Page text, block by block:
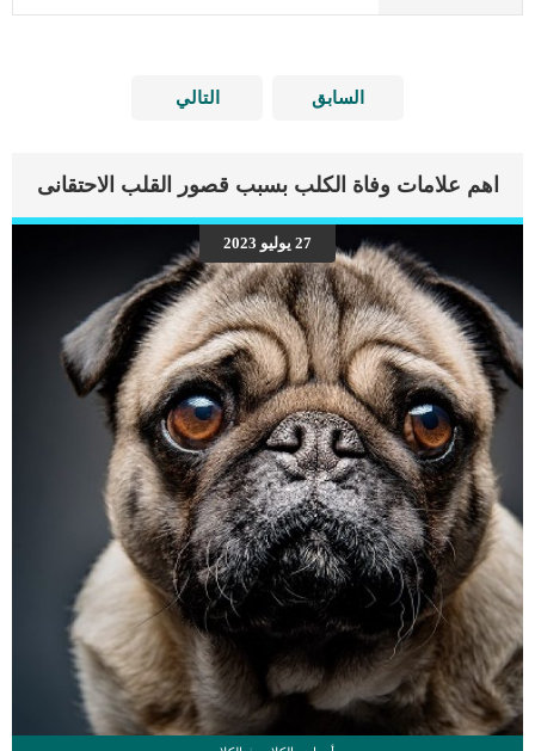
السابق التالي
اهم علامات وفاة الكلب بسبب قصور القلب الاحتقانى
27 يوليو 2023